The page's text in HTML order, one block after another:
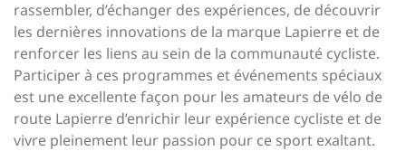
rassembler, d’échanger des expériences, de découvrir
les dernières innovations de la marque Lapierre et de
renforcer les liens au sein de la communauté cycliste.
Participer à ces programmes et événements spéciaux
est une excellente façon pour les amateurs de vélo de
route Lapierre d’enrichir leur expérience cycliste et de
vivre pleinement leur passion pour ce sport exaltant.